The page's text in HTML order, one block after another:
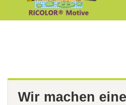
Wir machen